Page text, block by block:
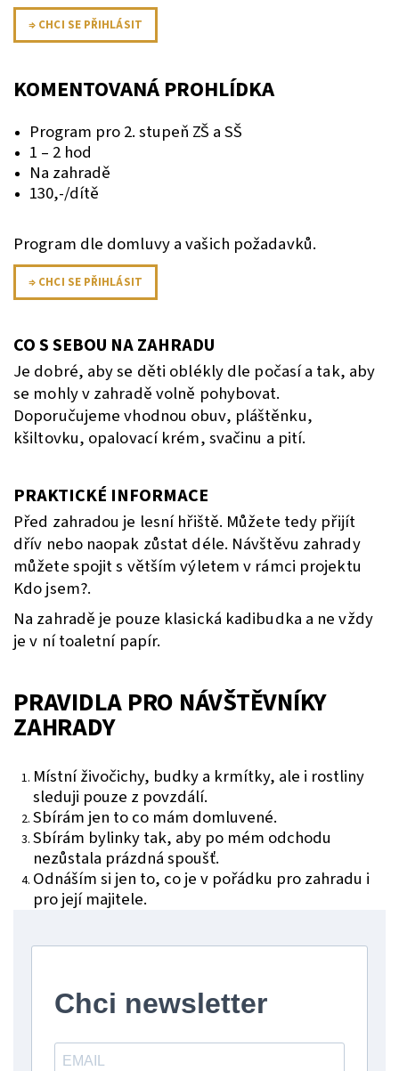
⇒ CHCI SE PŘIHLÁSIT
KOMENTOVANÁ PROHLÍDKA
Program pro 2. stupeň ZŠ a SŠ
1 – 2 hod
Na zahradě
130,-/dítě
Program dle domluvy a vašich požadavků.
⇒ CHCI SE PŘIHLÁSIT
CO S SEBOU NA ZAHRADU
Je dobré, aby se děti oblékly dle počasí a tak, aby
se mohly v zahradě volně pohybovat.
Doporučujeme vhodnou obuv, pláštěnku,
kšiltovku, opalovací krém, svačinu a pití.
PRAKTICKÉ INFORMACE
Před zahradou je lesní hřiště. Můžete tedy přijít
dřív nebo naopak zůstat déle. Návštěvu zahrady
můžete spojit s větším výletem v rámci projektu
Kdo jsem?.
Na zahradě je pouze klasická kadibudka a ne vždy
je v ní toaletní papír.
PRAVIDLA PRO NÁVŠTĚVNÍKY
ZAHRADY
Místní živočichy, budky a krmítky, ale i rostliny
sleduji pouze z povzdálí.
Sbírám jen to co mám domluvené.
Sbírám bylinky tak, aby po mém odchodu
nezůstala prázdná spoušť.
Odnáším si jen to, co je v pořádku pro zahradu i
pro její majitele.